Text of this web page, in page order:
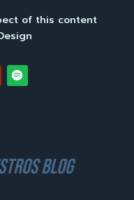
of this content
blog